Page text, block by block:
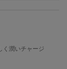
く潤いチャージ